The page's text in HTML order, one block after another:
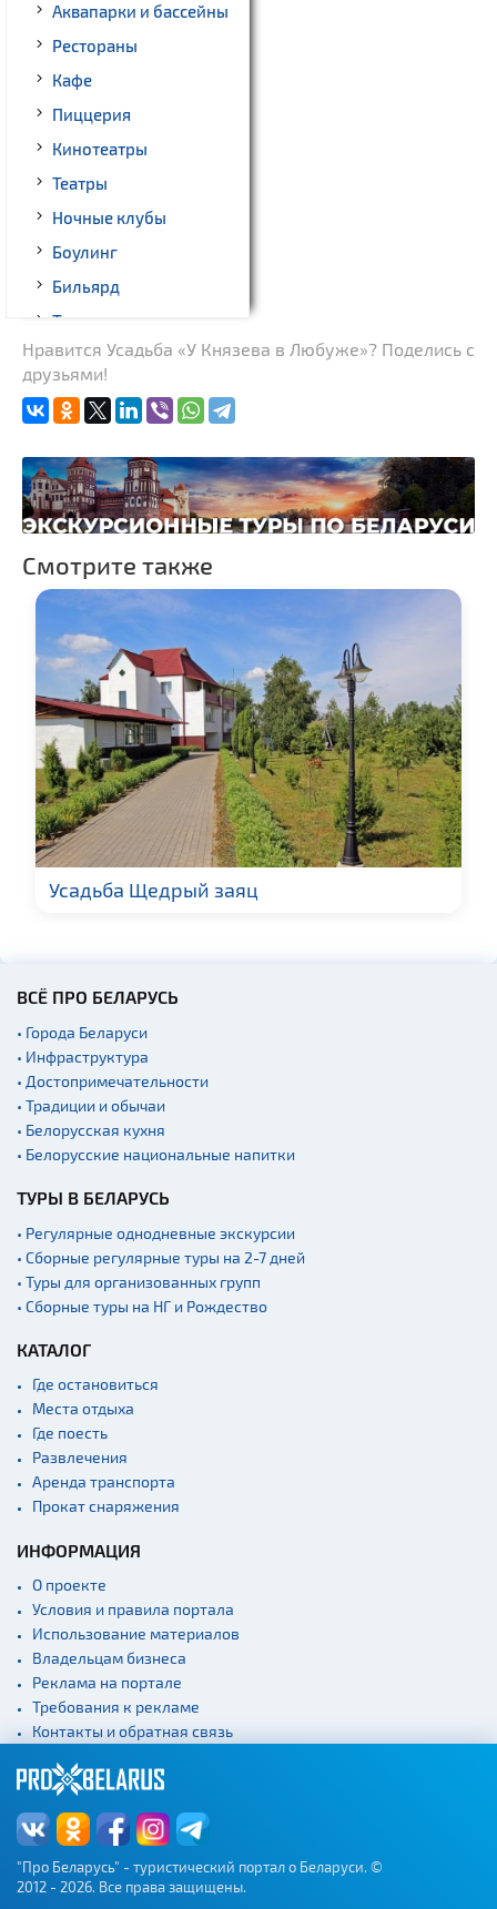
Аквапарки и бассейны
Рестораны
Кафе
Пиццерия
Кинотеатры
Театры
Ночные клубы
Боулинг
Бильярд
Торговые центры,
Пассажирские
Гражданская
Замки и дворцы
Церкви
Памятники природы
Производства
Военная история
Мастер-классы
Квесты
Новости
Ратуши
Родовые усадьбы
Памятники известным
людям
Нравится Усадьба «У Князева в Любуже»? Поделись с
друзьями!
Смотрите также
Усадьба Щедрый заяц
ВСЁ ПРО БЕЛАРУСЬ
• Города Беларуси
• Инфраструктура
• Достопримечательности
• Традиции и обычаи
• Белорусская кухня
• Белорусские национальные напитки
ТУРЫ В БЕЛАРУСЬ
• Регулярные однодневные экскурсии
• Сборные регулярные туры на 2-7 дней
• Туры для организованных групп
• Сборные туры на НГ и Рождество
КАТАЛОГ
Где остановиться
Места отдыха
Где поесть
Развлечения
Аренда транспорта
Прокат снаряжения
ИНФОРМАЦИЯ
О проекте
Условия и правила портала
Использование материалов
Владельцам бизнеса
Реклама на портале
Требования к рекламе
Контакты и обратная связь
"Про Беларусь" - туристический портал о Беларуси. ©
2012 - 2026. Все права защищены.